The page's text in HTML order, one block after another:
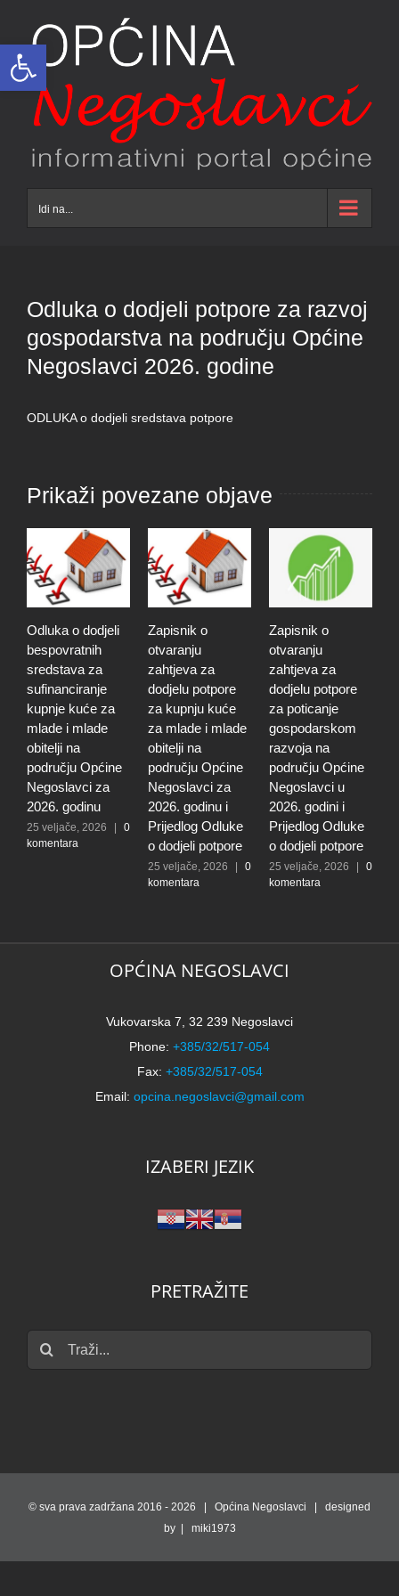
Open toolbar
content
Idi na...
Odluka o dodjeli potpore za razvoj
gospodarstva na području Općine
Negoslavci 2026. godine
ODLUKA o dodjeli sredstava potpore
Prikaži povezane objave
Odluka o dodjeli
bespovratnih
sredstava za
sufinanciranje
kupnje kuće za
mlade i mlade
obitelji na
području Općine
Negoslavci za
2026. godinu
25 veljače, 2026
0
komentara
Zapisnik o
otvaranju
zahtjeva za
dodjelu potpore
za kupnju kuće
za mlade i mlade
obitelji na
području Općine
Negoslavci za
2026. godinu i
Prijedlog Odluke
o dodjeli potpore
25 veljače, 2026
0
komentara
Zapisnik o
otvaranju
zahtjeva za
dodjelu potpore
za poticanje
gospodarskom
razvoja na
području Općine
Negoslavci u
2026. godini i
Prijedlog Odluke
o dodjeli potpore
25 veljače, 2026
0
komentara
OPĆINA NEGOSLAVCI
Vukovarska 7, 32 239 Negoslavci
Phone: +385/32/517-054
Fax: +385/32/517-054
Email: opcina.negoslavci@gmail.com
IZABERI JEZIK
PRETRAŽITE
Traži...
© sva prava zadržana 2016 - 2026 | Općina Negoslavci | designed
by | miki1973